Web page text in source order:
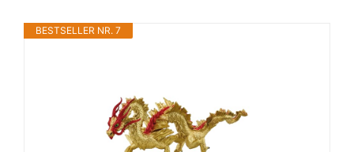
BESTSELLER NR. 7